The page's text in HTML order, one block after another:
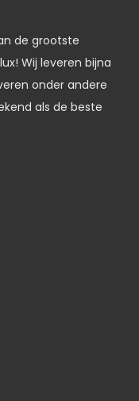
de grootste
Wij leveren bijna
onder andere
als de beste